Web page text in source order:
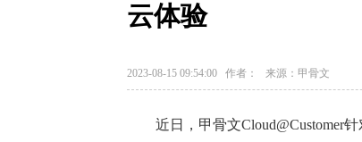
云体验
2023-08-15 09:54:00 作者： 来源：甲骨文
近日，甲骨文Cloud@Customer针